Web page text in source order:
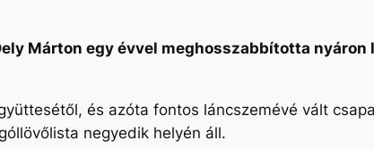
Márton egy évvel meghosszabbította
és azóta fontos láncszemévé vált
negyedik helyén áll.